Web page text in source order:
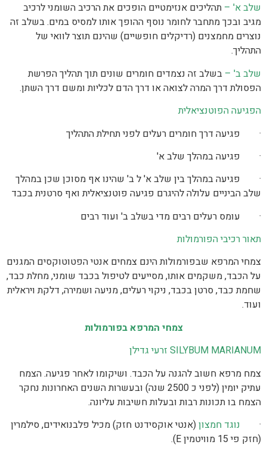
שלב א' – תהליכים אנזימטיים הופכים את הרכיב השומני לרכיב
מגיב ובכך מתחבר לחומר נוסף ההופך אותו למסיס במים. בשלב זה
נוצרים מחמצנים (רדיקלים חופשיים) שהינם תוצר לוואי של
התהליך.
שלב ב' – בשלב זה נצמדים חומרים שונים תוך תהליך הפרשת
הפסולת דרך המרה לצואה או דרך הדם לכליות ומשם דרך השתן.
הפגיעה הפוטנציאלית
· פגיעה דרך חומרים רעלים לפני תחילת התהליך
· פגיעה במהלך שלב א'
· פגיעה במהלך בין שלב א' ל ב' שהינו אף מסוכן שכן במהלך
שלב הביניים עלולה להיגרם פגיעה פוטנציאלית ואף סרטנית בכבד
· עומס רעלים רבים מדי בשלב ב' ועוד רבים
תאור רכיבי הפורמולות
צמחי המרפא שבפורמולות הינם צמחים אנטי הפטוטוקסים המגנים
על הכבד, משקמים אותו, מסייעים לטיפול בכבד שומני, מחלת כבד,
שחמת כבד, סרטן בכבד, ניקוי רעלים, מניעה ושמירה, דלקת ויראלית
ועוד.
צמחי המרפא בפורמולות
SILYBUM MARIANUM זרעי גדילן
צמח מרפא חשוב להגנה על הכבד. ושיקומו לאחר פגיעה. הצמח
עתיק יומין (לפני כ 2500 שנה) ובעשרות השנים האחרונות נחקר
הצמח בו תכונות רבות ובעלות חשיבות עליונה.
· נוגד חמצון(אנטי אוקסידנט חזק) מכיל פלבנואידים, סילמרין
(חזק פי 15 מוויטמין E).